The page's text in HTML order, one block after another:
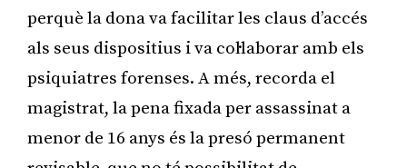
perquè la dona va facilitar les claus d’accés
als seus dispositius i va col·laborar amb els
psiquiatres forenses. A més, recorda el
magistrat, la pena fixada per assassinat a
menor de 16 anys és la presó permanent